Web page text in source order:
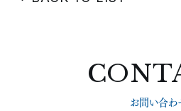
お問い合